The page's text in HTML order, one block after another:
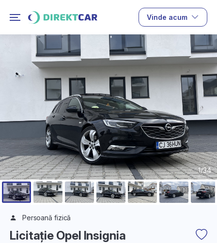
Vinde acum
Licitație Opel Insignia
1/34
Persoană fizică